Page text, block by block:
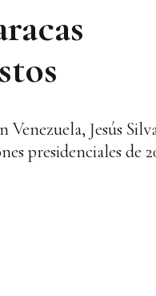
Jesús
presidenciales de